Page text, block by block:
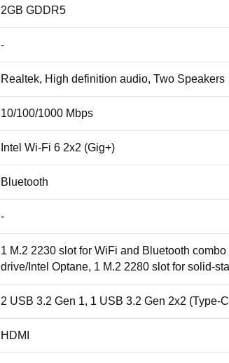
2GB GDDR5
-
Realtek, High definition audio, Two Speakers
10/100/1000 Mbps
Intel Wi-Fi 6 2x2 (Gig+)
Bluetooth
-
1 M.2 2230 slot for WiFi and Bluetooth
drive/Intel Optane, 1 M.2 2280 slot for solid-
2 USB 3.2 Gen 1, 1 USB 3.2 Gen 2x2
HDMI